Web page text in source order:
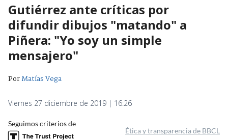
Gutiérrez ante críticas por
difundir dibujos "matando" a
Piñera: "Yo soy un simple
mensajero"
PorMatías Vega
Viernes 27 diciembre de 2019 | 16:26
Seguimos criterios de
Ética y transparencia de BBCL